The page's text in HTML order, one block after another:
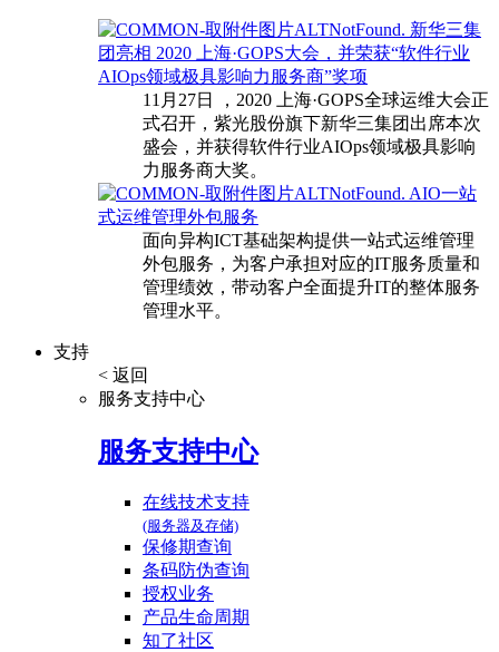
新华三集
团亮相 2020 上海·GOPS大会，并荣获“软件行业
AIOps领域极具影响力服务商”奖项
11月27日 ，2020 上海·GOPS全球运维大会正
式召开，紫光股份旗下新华三集团出席本次
盛会，并获得软件行业AIOps领域极具影响
力服务商大奖。
AIO一站
式运维管理外包服务
面向异构ICT基础架构提供一站式运维管理
外包服务，为客户承担对应的IT服务质量和
管理绩效，带动客户全面提升IT的整体服务
管理水平。
支持
< 返回
服务支持中心
服务支持中心
在线技术支持
(服务器及存储)
保修期查询
条码防伪查询
授权业务
产品生命周期
知了社区